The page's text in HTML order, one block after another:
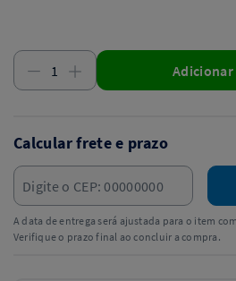
Adicionar
Calcular frete e prazo
A data de entrega será ajustada para o item
Verifique o prazo final ao concluir a compra.